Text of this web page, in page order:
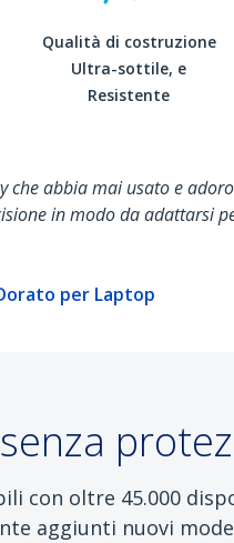
Qualità di costruzione
Ultra-sottile, e
Resistente
che abbia mai usato e
in modo da adattarsi
per Laptop
con oltre 45.000
aggiunti nuovi